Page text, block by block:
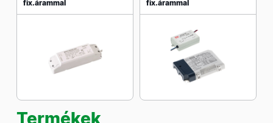
fix.árammal
fix.árammal
Termékek